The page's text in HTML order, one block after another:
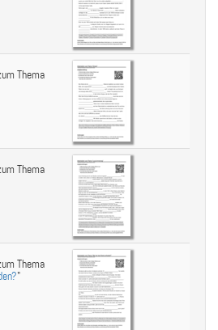
Thema
Thema
Thema
"